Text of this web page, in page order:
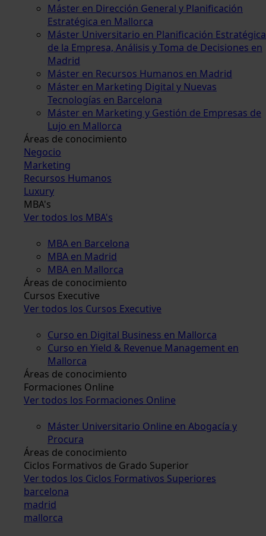
Máster en Dirección General y Planificación
Estratégica en Mallorca
Máster Universitario en Planificación Estratégica
de la Empresa, Análisis y Toma de Decisiones en
Madrid
Máster en Recursos Humanos en Madrid
Máster en Marketing Digital y Nuevas
Tecnologías en Barcelona
Máster en Marketing y Gestión de Empresas de
Lujo en Mallorca
Áreas de conocimiento
Negocio
Marketing
Recursos Humanos
Luxury
MBA's
Ver todos los MBA's
MBA en Barcelona
MBA en Madrid
MBA en Mallorca
Áreas de conocimiento
Cursos Executive
Ver todos los Cursos Executive
Curso en Digital Business en Mallorca
Curso en Yield & Revenue Management en
Mallorca
Áreas de conocimiento
Formaciones Online
Ver todos los Formaciones Online
Máster Universitario Online en Abogacía y
Procura
Áreas de conocimiento
Ciclos Formativos de Grado Superior
Ver todos los Ciclos Formativos Superiores
barcelona
madrid
mallorca